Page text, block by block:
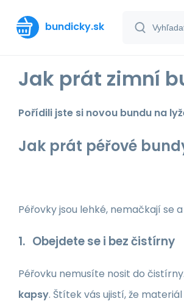
bundicky.sk
Jak prát zimní
Pořídili jste si novou bundu na
Jak prát péřové
Péřovky jsou lehké, nemačkají se
1. Obejdete se i bez čistírny
Péřovku nemusíte nosit do
kapsy. Štítek vás ujistí, že